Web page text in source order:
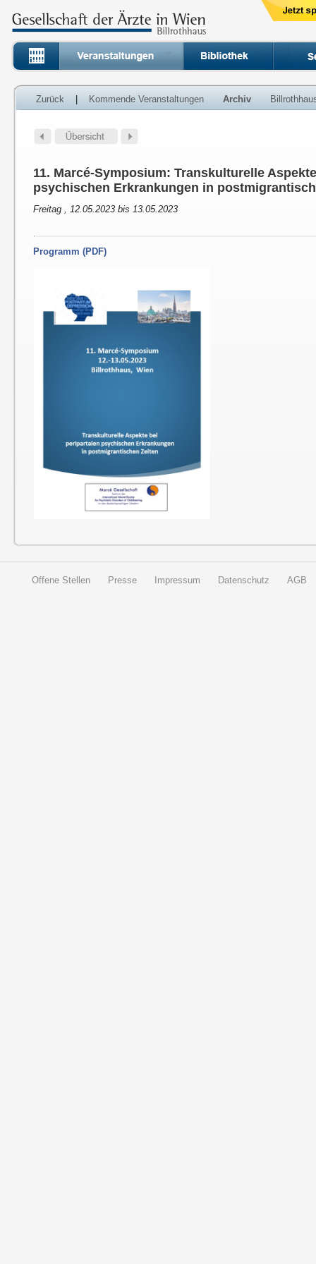
Zurück Kommende Veranstaltungen Archiv
11. Marcé-Symposium: Transkulturelle
psychischen Erkrankungen in
Freitag , 12.05.2023 bis 13.05.2023
Programm (PDF)
Offene Stellen Presse Impressum Datenschutz AGB